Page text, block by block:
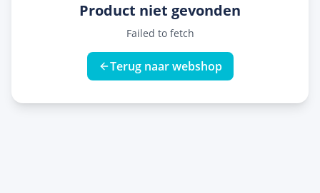
Product niet gevonden
Failed to fetch
Terug naar webshop